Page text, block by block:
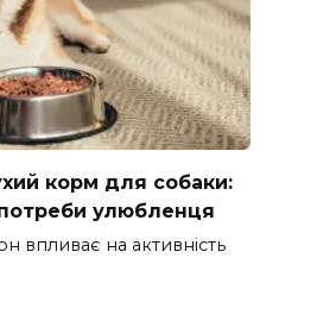
корм для собаки:
улюбленця
впливає на активність